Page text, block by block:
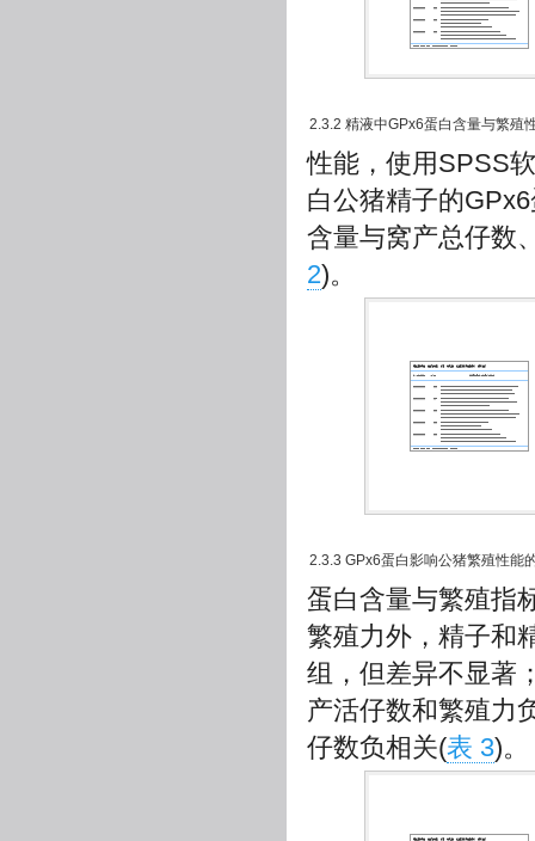
2.3.2 精液中GPx6蛋白含量与繁殖
性能，使用SPSS
白公猪精子的
含量与窝产总仔数
2)。
2.3.3 GPx6蛋白影响公猪繁殖性能
蛋白含量与繁殖指
繁殖力外，精子和
组，但差异不显著
产活仔数和繁殖力
仔数负相关(表 3)。